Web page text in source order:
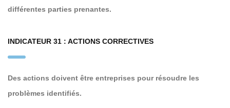
différentes parties prenantes.
INDICATEUR 31 : ACTIONS CORRECTIVES
Des actions doivent être entreprises pour résoudre les
problèmes identifiés.